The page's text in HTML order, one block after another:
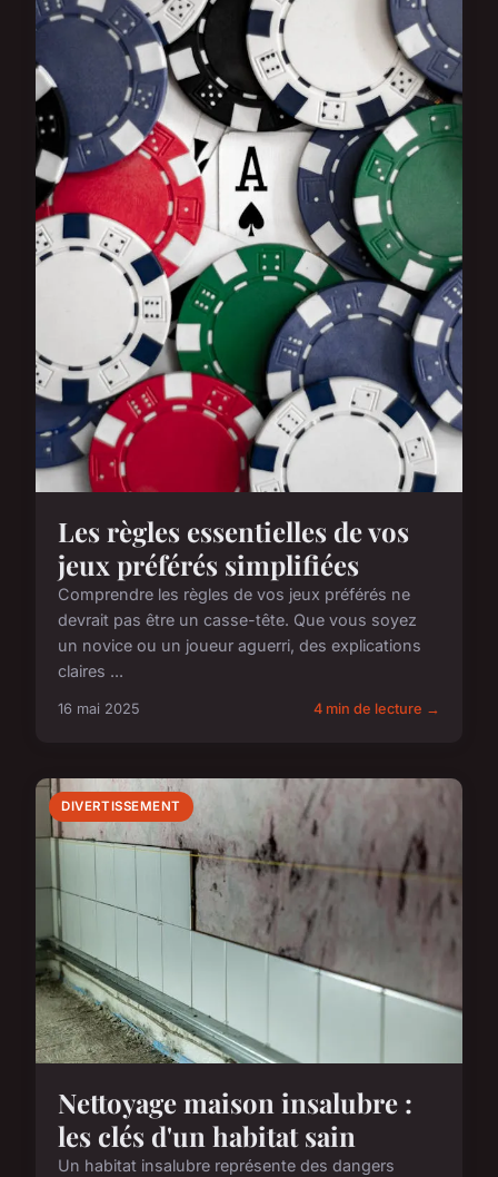
Les règles essentielles de vos
jeux préférés simplifiées
Comprendre les règles de vos jeux préférés ne
devrait pas être un casse-tête. Que vous soyez
un novice ou un joueur aguerri, des explications
claires ...
16 mai 2025 4 min de lecture →
DIVERTISSEMENT
Nettoyage maison insalubre :
les clés d'un habitat sain
Un habitat insalubre représente des dangers